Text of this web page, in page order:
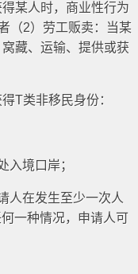
某人时，商业性行为
（2）劳工贩卖：当某
藏、运输、提供或获
T类非移民身份：
入境口岸；
人在发生至少一次人
一种情况，申请人可